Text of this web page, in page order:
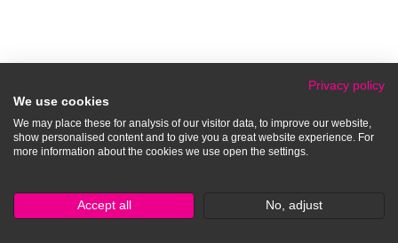
Privacy policy
We use cookies
We may place these for analysis of our visitor data, to improve our website,
show personalised content and to give you a great website experience. For
more information about the cookies we use open the settings.
Accept all No, adjust